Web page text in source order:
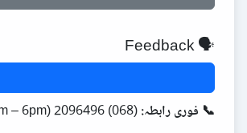
🗣️ Feedback
📞 فوری رابطہ:(068) 2096496 (Available 9am – 6pm)